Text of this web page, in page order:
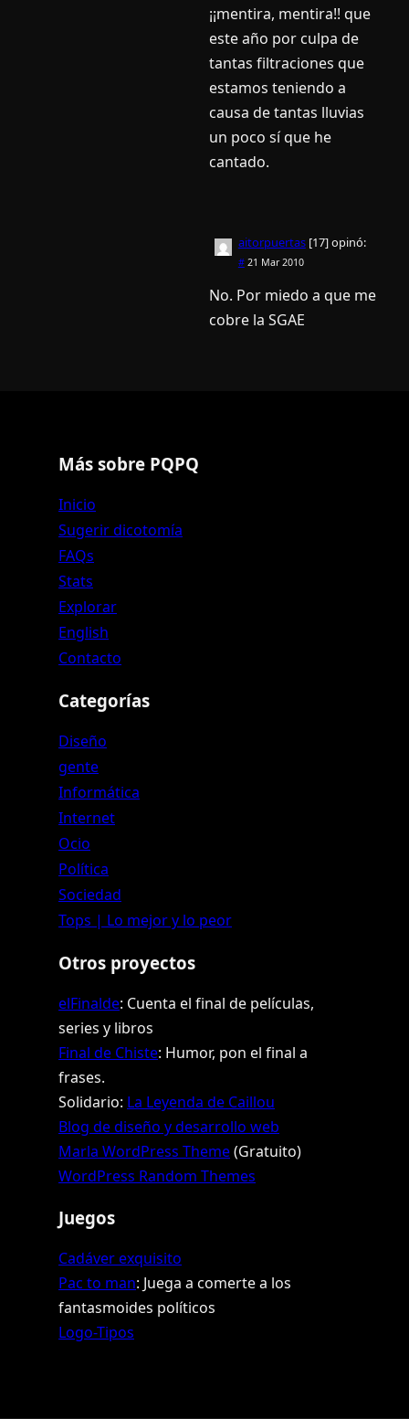
¡¡mentira, mentira!! que
este año por culpa de
tantas filtraciones que
estamos teniendo a
causa de tantas lluvias
un poco sí­ que he
cantado.
aitorpuertas[17]opinó:
#21 Mar 2010
No. Por miedo a que me
cobre la SGAE
Más sobre PQPQ
Inicio
Sugerir dicotomía
FAQs
Stats
Explorar
English
Contacto
Categorías
Diseño
gente
Informática
Internet
Ocio
Política
Sociedad
Tops | Lo mejor y lo peor
Otros proyectos
elFinalde: Cuenta el final de películas,
series y libros
Final de Chiste: Humor, pon el final a
frases.
Solidario: La Leyenda de Caillou
Blog de diseño y desarrollo web
Marla WordPress Theme(Gratuito)
WordPress Random Themes
Juegos
Cadáver exquisito
Pac to man: Juega a comerte a los
fantasmoides políticos
Logo-Tipos